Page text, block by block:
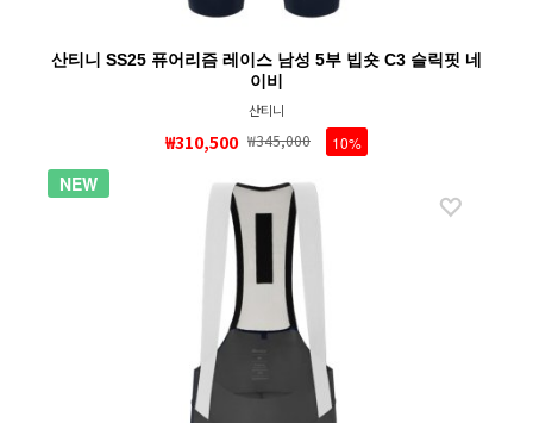
산티니 SS25 퓨어리즘 레이스 남성 5부 빕숏 C3 슬릭핏 네
이비
산티니
₩310,500 ₩345,000 10%
NEW